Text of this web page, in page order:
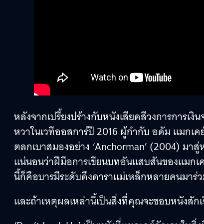
หลังจากเปรี้ยงปร้างกับหนังเสียดสีวงการการเงิ
หวาในเวทีออสการ์ปี 2016 ผู้กำกับ อดัม แมกเ
ตลกเบาสมองอย่าง ‘Anchorman’ (2004) มา
แน่นอนว่าฝีมือการเขียนบทอันแสบสันของแมก
นี้ก็คือบารมีระดับดึงดาราแม่เหล็กหลายคนมาร่
และถ้าเหตุผลเหล่านี้เป็นสิ่งที่คุณจะชอบหนังสัก